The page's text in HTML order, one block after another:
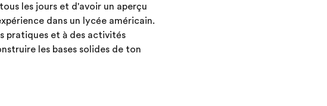
les jours et d'avoir un aperçu
dans un lycée américain.
pratiques et à des activités
les bases solides de ton